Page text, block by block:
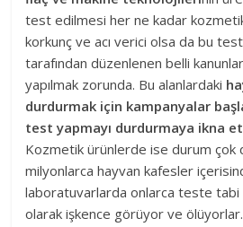
test edilmesi her ne kadar
korkunç ve acı verici olsa da bu
tarafından düzenlenen belli
yapılmak zorunda. Bu alanlardaki
durdurmak için kampanyalar
test yapmayı durdurmaya ikna
Kozmetik ürünlerde ise durum çok
milyonlarca hayvan kafesler
laboratuvarlarda onlarca teste tabi
olarak işkence görüyor ve ölüyorlar.